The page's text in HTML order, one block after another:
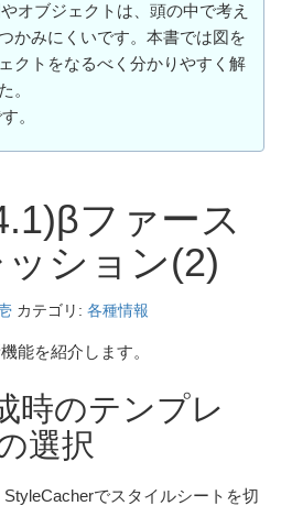
オブジェクトは、頭の中で考え
かみにくいです。本書では図を
クトをなるべく分かりやすく解
。
。
ファース
ッション(2)
カテゴリ: 各種情報
能を紹介します。
時のテンプレ
選択
でスタイルシートを切